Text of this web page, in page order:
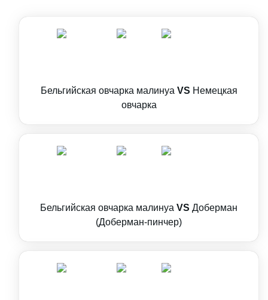
Бельгийская овчарка малинуа VS Немецкая
овчарка
Бельгийская овчарка малинуа VS Доберман
(Доберман-пинчер)